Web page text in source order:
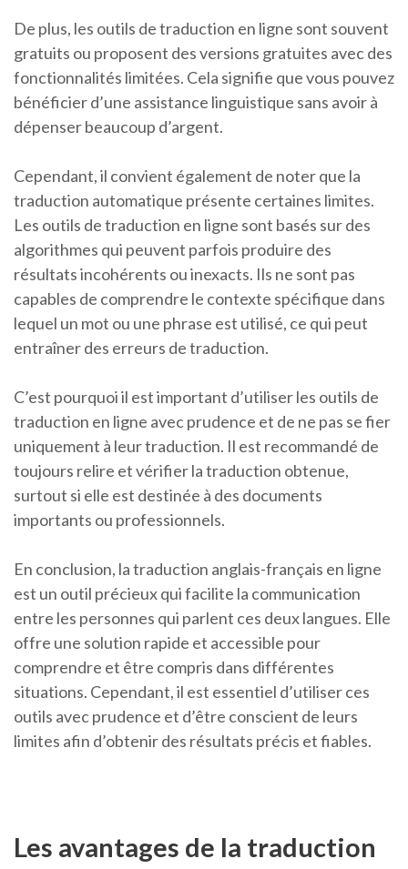
De plus, les outils de traduction en ligne sont souvent
gratuits ou proposent des versions gratuites avec des
fonctionnalités limitées. Cela signifie que vous pouvez
bénéficier d’une assistance linguistique sans avoir à
dépenser beaucoup d’argent.
Cependant, il convient également de noter que la
traduction automatique présente certaines limites.
Les outils de traduction en ligne sont basés sur des
algorithmes qui peuvent parfois produire des
résultats incohérents ou inexacts. Ils ne sont pas
capables de comprendre le contexte spécifique dans
lequel un mot ou une phrase est utilisé, ce qui peut
entraîner des erreurs de traduction.
C’est pourquoi il est important d’utiliser les outils de
traduction en ligne avec prudence et de ne pas se fier
uniquement à leur traduction. Il est recommandé de
toujours relire et vérifier la traduction obtenue,
surtout si elle est destinée à des documents
importants ou professionnels.
En conclusion, la traduction anglais-français en ligne
est un outil précieux qui facilite la communication
entre les personnes qui parlent ces deux langues. Elle
offre une solution rapide et accessible pour
comprendre et être compris dans différentes
situations. Cependant, il est essentiel d’utiliser ces
outils avec prudence et d’être conscient de leurs
limites afin d’obtenir des résultats précis et fiables.
Les avantages de la traduction